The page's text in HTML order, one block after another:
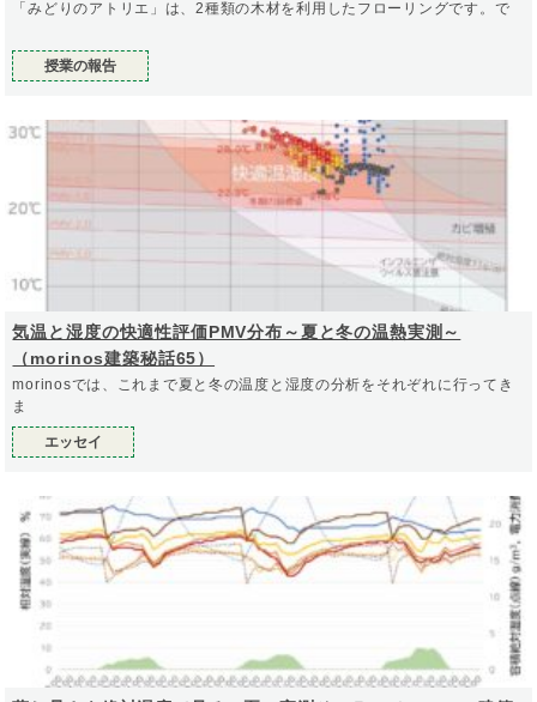
「みどりのアトリエ」は、2種類の木材を利用したフローリングです。で
授業の報告
気温と湿度の快適性評価PMV分布～夏と冬の温熱実測～
（morinos建築秘話65）
morinosでは、これまで夏と冬の温度と湿度の分析をそれぞれに行ってき
ま
エッセイ